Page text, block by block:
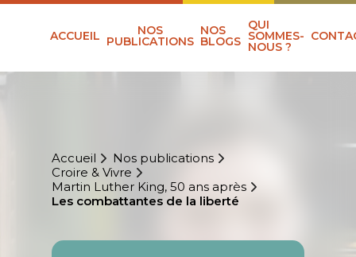
ACCUEIL NOS
PUBLICATIONS
NOS
BLOGS
QUI
SOMMES-
NOUS ?
Accueil
Nos publications
Croire & Vivre
Martin Luther King, 50 ans après
Les combattantes de la liberté